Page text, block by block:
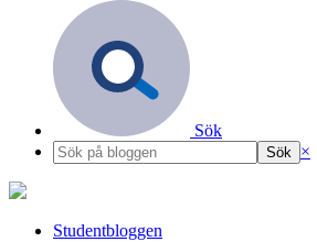
Sök
×
Studentbloggen